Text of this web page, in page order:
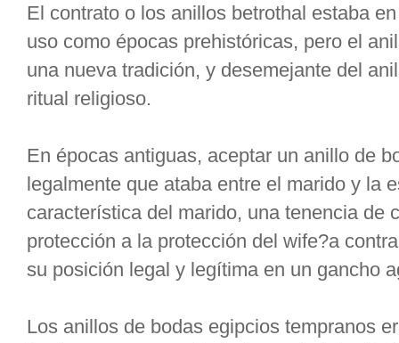
El contrato o los anillos betrothal estaba
uso como épocas prehistóricas, pero el
una nueva tradición, y desemejante del
ritual religioso.
En épocas antiguas, aceptar un anillo de
legalmente que ataba entre el marido y la
característica del marido, una tenencia de
protección a la protección del wife?a
su posición legal y legítima en un gancho
Los anillos de bodas egipcios tempranos